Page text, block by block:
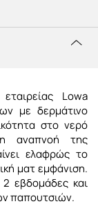
Lowa
με δερμάτινο
στο νερό
αναπνοή της
ελαφρώς το
ματ εμφάνιση.
2 εβδομάδες και
παπουτσιών.